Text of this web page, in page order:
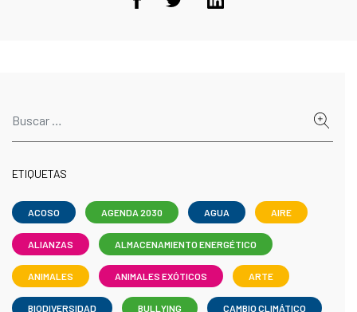
ETIQUETAS
ACOSO AGENDA 2030 AGUA AIRE
ALIANZAS ALMACENAMIENTO ENERGÉTICO
ANIMALES ANIMALES EXÓTICOS ARTE
BIODIVERSIDAD BULLYING CAMBIO CLIMÁTICO